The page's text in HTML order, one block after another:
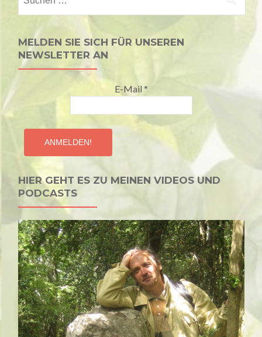
nach:
MELDEN SIE SICH FÜR UNSEREN
NEWSLETTER AN
E-Mail *
HIER GEHT ES ZU MEINEN VIDEOS UND
PODCASTS